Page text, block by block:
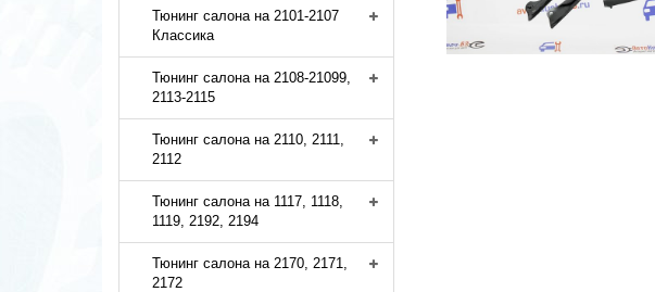
Тюнинг салона на 2101-2107
Классика
Тюнинг салона на 2108-21099,
2113-2115
Тюнинг салона на 2110, 2111,
2112
Тюнинг салона на 1117, 1118,
1119, 2192, 2194
Тюнинг салона на 2170, 2171,
2172